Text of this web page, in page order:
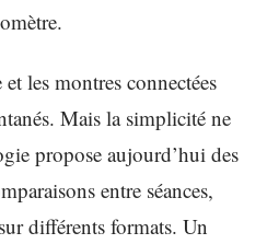
les montres connectées
Mais la simplicité ne
propose aujourd’hui des
entre séances,
différents formats. Un